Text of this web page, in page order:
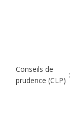
Conseils de
prudence (CLP)
: